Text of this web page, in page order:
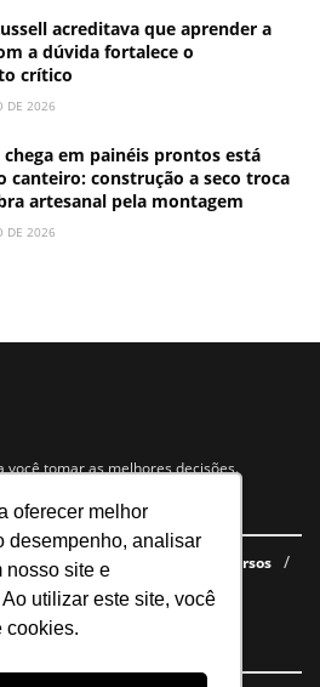
oferecer melhor
desempenho, analisar
nosso site e
utilizar este site, você
cookies.
acreditava que aprender a
a dúvida fortalece o
crítico
DE 2026
chega em painéis prontos está
canteiro: construção a seco troca
artesanal pela montagem
DE 2026
você tomar as melhores decisões.
E-books gratuitos
Cursos